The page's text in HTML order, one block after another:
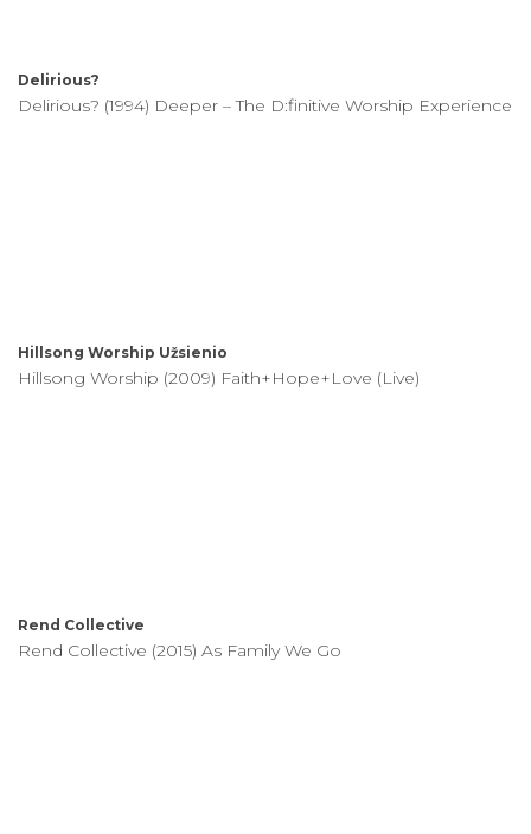
Delirious?
Delirious? (1994) Deeper – The D:finitive Worship Experience
Hillsong Worship Užsienio
Hillsong Worship (2009) Faith+Hope+Love (Live)
Rend Collective
Rend Collective (2015) As Family We Go